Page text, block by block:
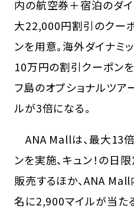
内の航空券＋宿泊のダ
大22,000円割引のクー
ンを用意。海外ダイナミ
10万円の割引クーポンを
フ島のオプショナルツア
ルが3倍になる。
ANA Mallは、最大13
ンを実施、キュン！の日
販売するほか、ANA
名に2,900マイルが当た